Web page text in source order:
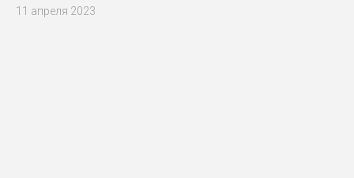
11 апреля 2023